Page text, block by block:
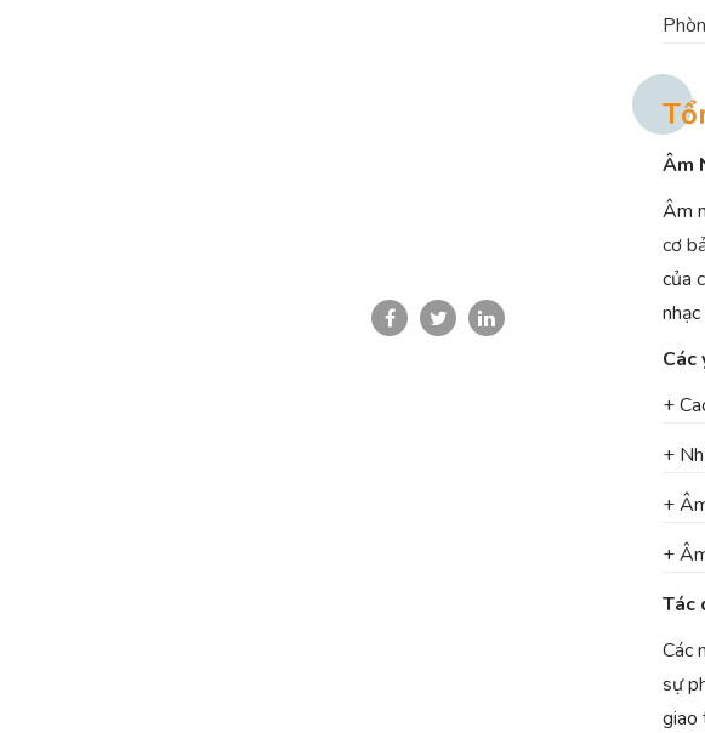
Âm
Âm
cơ
của
Các
+
+
+
+
Tác
Các
sự
giao